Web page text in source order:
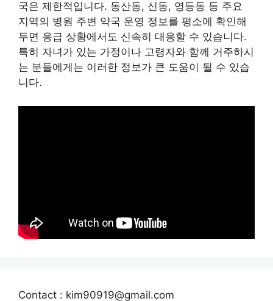
국은 제한적입니다. 동산동, 신동, 영등동 등 주요
지역의 병원 주변 약국 운영 정보를 평소에 확인해
두면 응급 상황에서도 신속히 대응할 수 있습니다.
특히 자녀가 있는 가정이나 고령자와 함께 거주하시
는 분들에게는 이러한 정보가 큰 도움이 될 수 있습
니다.
Contact : kim90919@gmail.com